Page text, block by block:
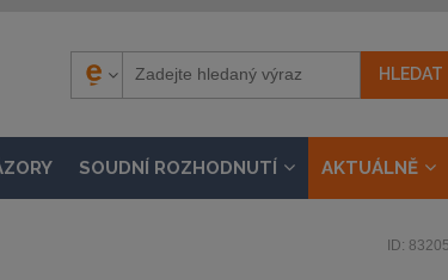
SOUDNÍ ROZHODNUTÍ AKTUÁLNĚ
ID: 83205